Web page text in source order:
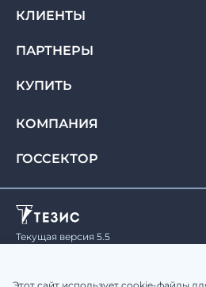
КЛИЕНТЫ
ПАРТНЕРЫ
КУПИТЬ
КОМПАНИЯ
ГОССЕКТОР
Текущая версия 5.5